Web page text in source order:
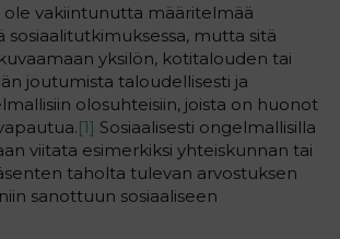
ole vakiintunutta määritelmää
sosiaalitutkimuksessa, mutta sitä
yksilön, kotitalouden tai
joutumista taloudellisesti ja
olosuhteisiin, joista on huonot
[1] Sosiaalisesti ongelmallisilla
viitata esimerkiksi yhteiskunnan tai
taholta tulevan arvostuksen
sanottuun sosiaaliseen